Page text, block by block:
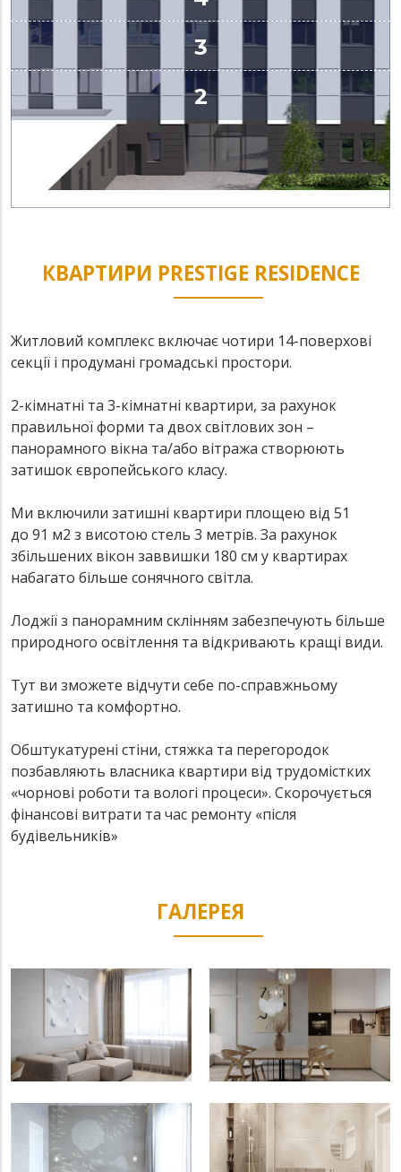
КВАРТИРИ PRESTIGE RESIDENCE
Житловий комплекс включає чотири 14-поверхові
секції і продумані громадські простори.
2-кімнатні та 3-кімнатні квартири, за рахунок
правильної форми та двох світлових зон –
панорамного вікна та/або вітража створюють
затишок європейського класу.
Ми включили затишні квартири площею від 51
до 91 м2 з висотою стель 3 метрів. За рахунок
збільшених вікон заввишки 180 см у квартирах
набагато більше сонячного світла.
Лоджії з панорамним склінням забезпечують більше
природного освітлення та відкривають кращі види.
Тут ви зможете відчути себе по-справжньому
затишно та комфортно.
Обштукатурені стіни, стяжка та перегородок
позбавляють власника квартири від трудомістких
«чорнові роботи та вологі процеси». Скорочується
фінансові витрати та час ремонту «після
будівельників»
ГАЛЕРЕЯ